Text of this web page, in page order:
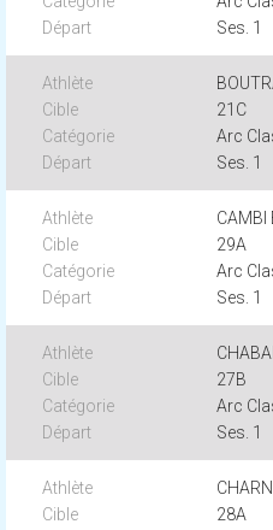
Ses. 1
21C
Arc
Ses. 1
CAMBI
29A
Arc
Ses. 1
27B
Arc
Ses. 1
28A